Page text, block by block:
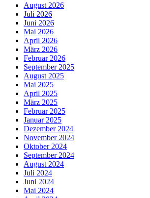
August 2026
Juli 2026
Juni 2026
Mai 2026
April 2026
März 2026
Februar 2026
September 2025
August 2025
Mai 2025
April 2025
März 2025
Februar 2025
Januar 2025
Dezember 2024
November 2024
Oktober 2024
September 2024
August 2024
Juli 2024
Juni 2024
Mai 2024